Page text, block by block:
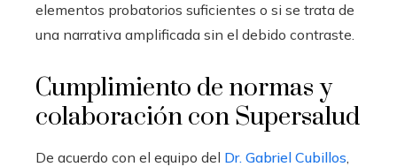
elementos probatorios suficientes o si se trata de
una narrativa amplificada sin el debido contraste.
Cumplimiento de normas y
colaboración con Supersalud
De acuerdo con el equipo del Dr. Gabriel Cubillos,